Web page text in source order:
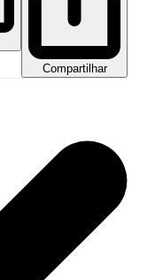
Compartilhar